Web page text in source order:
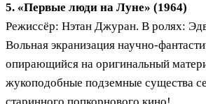
5. «Первые люди на Луне» (1964)
Режиссёр: Нэтан Джуран. В ролях:
Вольная экранизация научно-
опирающийся на оригинальный
жукоподобные подземные существа